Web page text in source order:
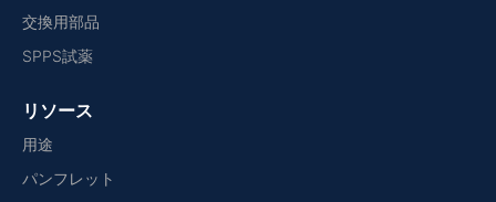
交換用部品
SPPS試薬
リソース
用途
パンフレット